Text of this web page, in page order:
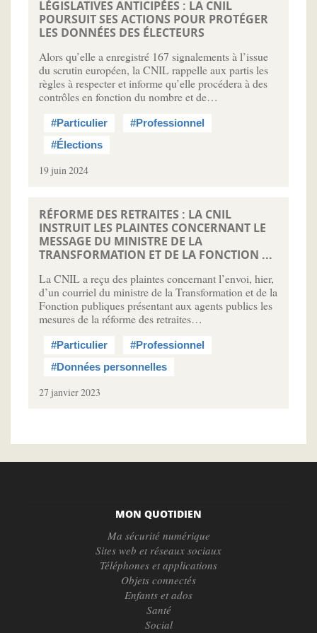
LÉGISLATIVES ANTICIPÉES : LA CNIL
POURSUIT SES ACTIONS POUR PROTÉGER
LES DONNÉES DES ÉLECTEURS
Alors qu’elle a enregistré 167 signalements à l’issue
du scrutin européen, la CNIL rappelle aux partis les
règles à respecter et informe qu’elle procédera à des
contrôles en fonction du nombre et de…
#Particulier
#Professionnel
#Élections
19 juin 2024
RÉFORME DES RETRAITES : LA CNIL
INSTRUIT LES PLAINTES CONCERNANT LE
MESSAGE DU MINISTRE DE LA
TRANSFORMATION ET DE LA FONCTION ...
La CNIL a reçu des plaintes concernant l’envoi, hier,
d’un courriel du ministre de la Transformation et de la
Fonction publiques présentant aux agents publics les
mesures de la réforme des retraites…
#Particulier
#Professionnel
#Données personnelles
27 janvier 2023
MON QUOTIDIEN
Ma sécurité numérique
Sites web et réseaux sociaux
Téléphones et applications
Objets connectés
Enfants et ados
Santé
Social